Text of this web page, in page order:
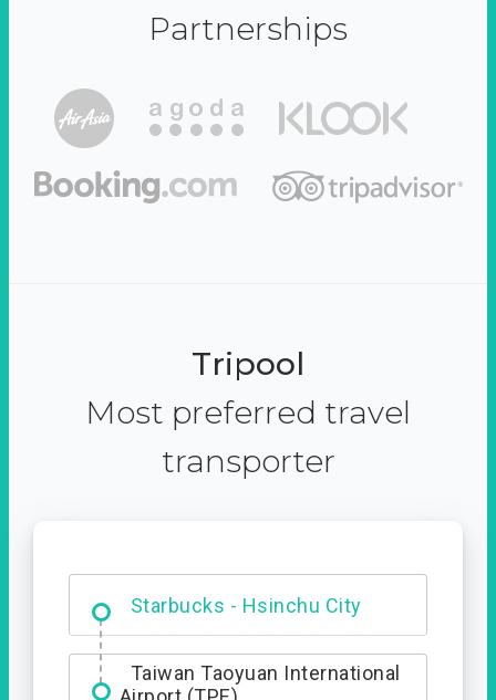
Partnerships
Tripool
Most preferred travel
transporter
Dabajian Mountain trail
Entrance
Taiwan Taoyuan International